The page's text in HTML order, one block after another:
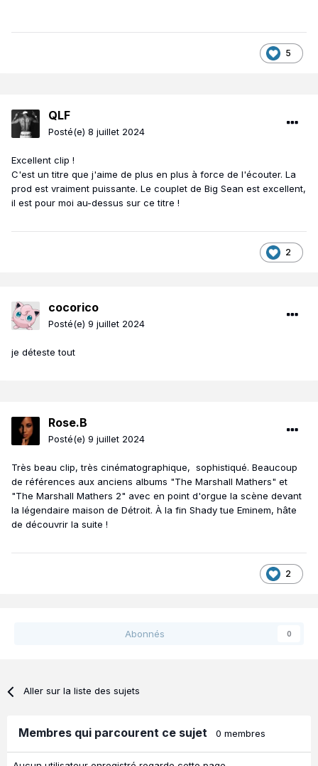
5
QLF
Posté(e) 8 juillet 2024
Excellent clip !
C'est un titre que j'aime de plus en plus à force de l'écouter. La
prod est vraiment puissante. Le couplet de Big Sean est excellent,
il est pour moi au-dessus sur ce titre !
2
cocorico
Posté(e) 9 juillet 2024
je déteste tout
Rose.B
Posté(e) 9 juillet 2024
Très beau clip, très cinématographique, sophistiqué. Beaucoup
de références aux anciens albums "The Marshall Mathers" et
"The Marshall Mathers 2" avec en point d'orgue la scène devant
la légendaire maison de Détroit. À la fin Shady tue Eminem, hâte
de découvrir la suite !
2
Abonnés 0
Aller sur la liste des sujets
Membres qui parcourent ce sujet 0 membres